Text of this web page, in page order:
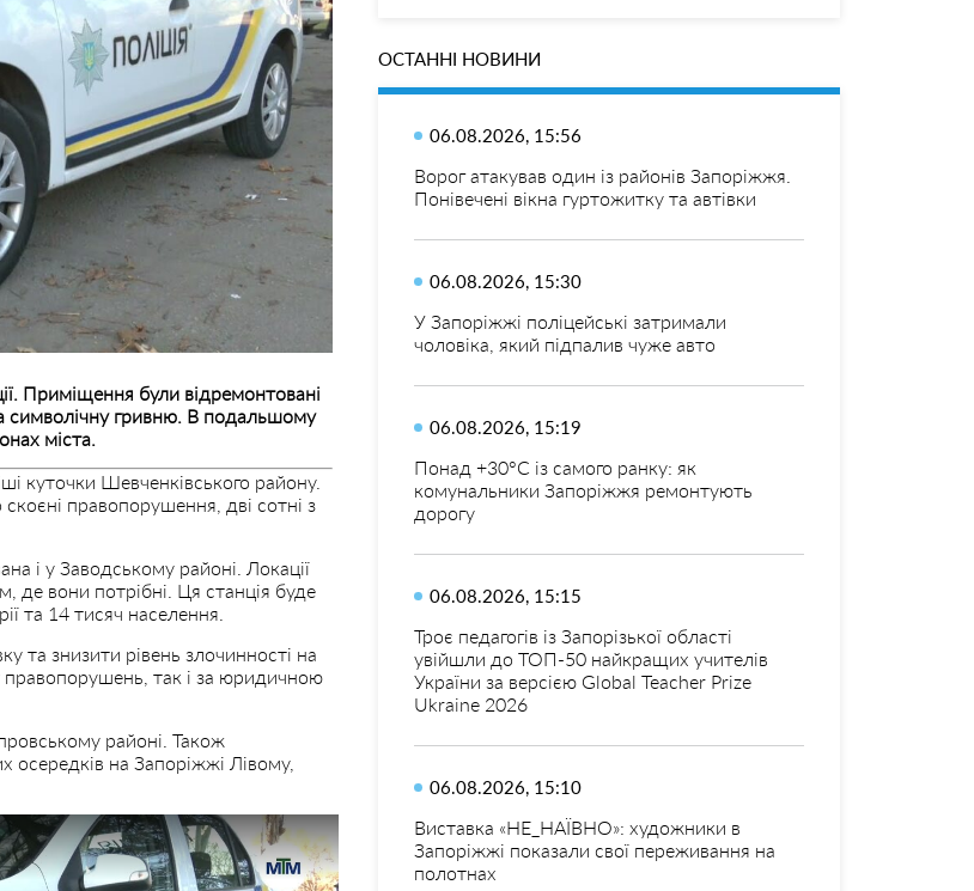
Приміщення були відремонтовані
символічну гривню. В подальшому
міста.
куточки Шевченківського району.
правопорушення, дві сотні з
і у Заводському районі. Локації
де вони потрібні. Ця станція буде
та 14 тисяч населення.
та знизити рівень злочинності на
так і за юридичною
районі. Також
осередків на Запоріжжі Лівому,
ОСТАННІ НОВИНИ
06.08.2026, 15:56
Ворог атакував один із районів Запоріжжя.
Понівечені вікна гуртожитку та автівки
06.08.2026, 15:30
У Запоріжжі поліцейські затримали
чоловіка, який підпалив чуже авто
06.08.2026, 15:19
Понад +30°C із самого ранку: як
комунальники Запоріжжя ремонтують
дорогу
06.08.2026, 15:15
Троє педагогів із Запорізької області
увійшли до ТОП-50 найкращих учителів
України за версією Global Teacher Prize
Ukraine 2026
06.08.2026, 15:10
Виставка «НЕ_НАЇВНО»: художники в
Запоріжжі показали свої переживання на
полотнах